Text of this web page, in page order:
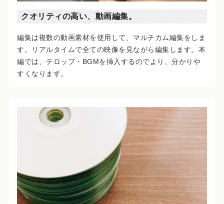
クオリティの高い、動画編集。
編集は複数の動画素材を使用して、マルチカム編集をしま
す。リアルタイムで全ての映像を見ながら編集します。本
編では、テロップ・BGMを挿入するのでより、分かりや
すくなります。